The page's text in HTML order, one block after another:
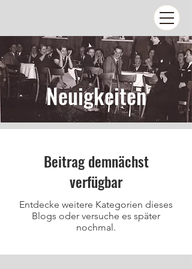
Neuigkeiten
Beitrag demnächst
verfügbar
Entdecke weitere Kategorien dieses
Blogs oder versuche es später
nochmal.